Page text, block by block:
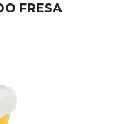
FRESA